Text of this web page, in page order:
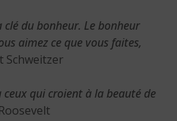
clé du bonheur. Le bonheur
aimez ce que vous faites,
Schweitzer
ceux qui croient à la beauté de